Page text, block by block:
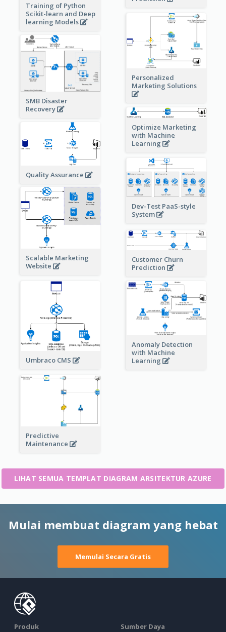
Training of Python
Scikit-learn and Deep
learning Models
Personalized
Marketing Solutions
SMB Disaster
Recovery
Optimize Marketing
with Machine
Learning
Quality Assurance
Dev-Test PaaS-style
System
Scalable Marketing
Website
Customer Churn
Prediction
Umbraco CMS
Anomaly Detection
with Machine
Learning
Predictive
Maintenance
LIHAT SEMUA TEMPLAT DIAGRAM ARSITEKTUR AZURE
Mulai membuat diagram yang hebat
Memulai Secara Gratis
Produk Sumber Daya